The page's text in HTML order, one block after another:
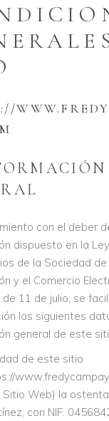
con el deber
dispuesto en la
de la Sociedad de
y el Comercio
de 11 de julio, se
los siguientes
general de este
de este sitio
Sitio Web) la
con NIF: